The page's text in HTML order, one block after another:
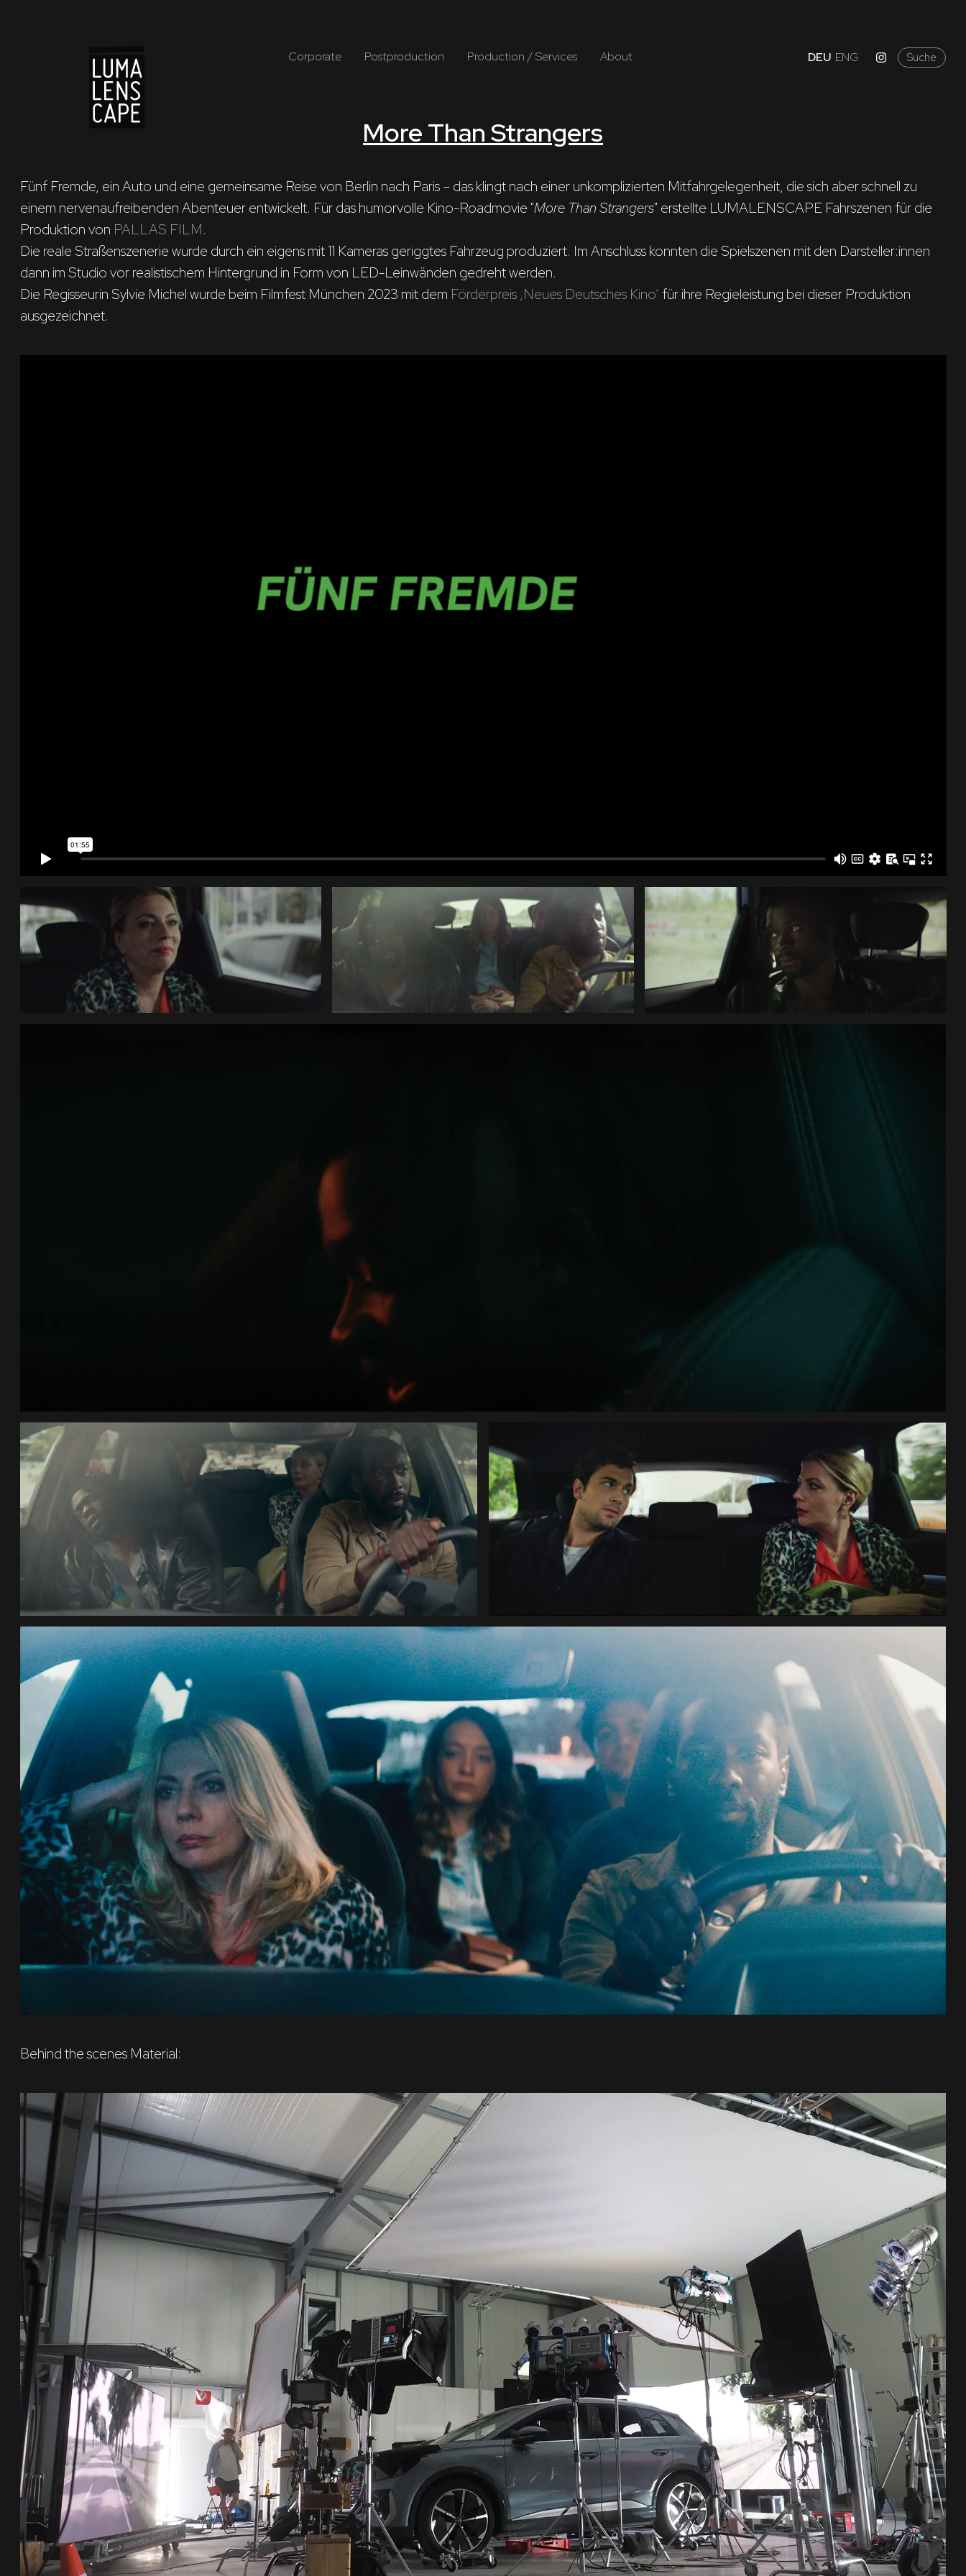
Corporate Postproduction Production / Services About DEU ENG Suche
More Than Strangers
Fünf Fremde, ein Auto und eine gemeinsame Reise von Berlin nach Paris – das klingt nach einer unkomplizierten Mitfahrgelegenheit, die sich aber schnell zu
einem nervenaufreibenden Abenteuer entwickelt. Für das humorvolle Kino-Roadmovie "More Than Strangers" erstellte LUMALENSCAPE Fahrszenen für die
Produktion von PALLAS FILM.
Die reale Straßenszenerie wurde durch ein eigens mit 11 Kameras geriggtes Fahrzeug produziert. Im Anschluss konnten die Spielszenen mit den Darsteller:innen
dann im Studio vor realistischem Hintergrund in Form von LED-Leinwänden gedreht werden.
Die Regisseurin Sylvie Michel wurde beim Filmfest München 2023 mit dem Förderpreis ‚Neues Deutsches Kino‘ für ihre Regieleistung bei dieser Produktion
ausgezeichnet.
Behind the scenes Material: